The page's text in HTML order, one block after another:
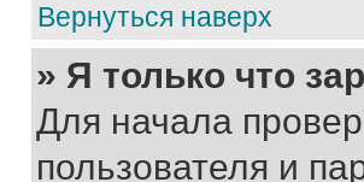
Вернуться наверх
» Я только что
Для начала
пользователя и